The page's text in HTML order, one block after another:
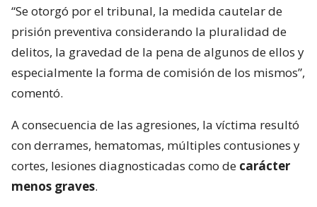
“Se otorgó por el tribunal, la medida cautelar de
prisión preventiva considerando la pluralidad de
delitos, la gravedad de la pena de algunos de ellos y
especialmente la forma de comisión de los mismos”,
comentó.
A consecuencia de las agresiones, la víctima resultó
con derrames, hematomas, múltiples contusiones y
cortes, lesiones diagnosticadas como de carácter
menos graves.